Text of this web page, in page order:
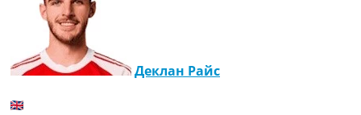
Деклан Райс